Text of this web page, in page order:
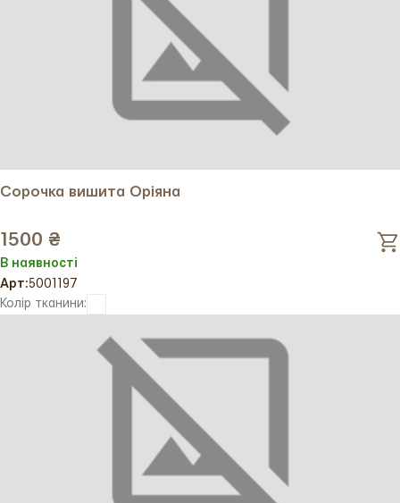
Сорочка вишита Оріяна
1500 ₴
В наявності
Арт:5001197
Колір тканини: